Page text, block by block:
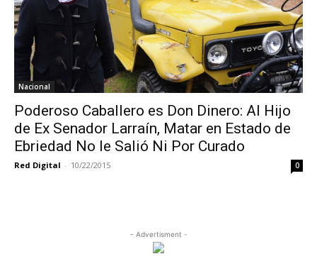
Nacional
Poderoso Caballero es Don Dinero: Al Hijo
de Ex Senador Larraín, Matar en Estado de
Ebriedad No le Salió Ni Por Curado
Red Digital - 10/22/2015 0
- Advertisment -